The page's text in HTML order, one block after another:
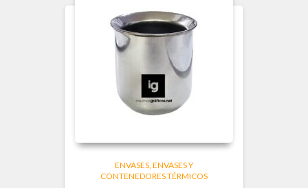
ENVASES ENVASES Y
CONTENEDORES TÉRMICOS